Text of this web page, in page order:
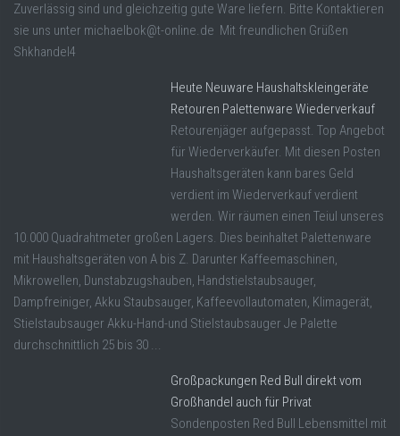
Zuverlässig sind und gleichzeitig gute Ware liefern. Bitte Kontaktieren
sie uns unter michaelbok@t-online.de Mit freundlichen Grüßen
Shkhandel4
Heute Neuware Haushaltskleingeräte
Retouren Palettenware Wiederverkauf
Retourenjäger aufgepasst. Top Angebot
für Wiederverkäufer. Mit diesen Posten
Haushaltsgeräten kann bares Geld
verdient im Wiederverkauf verdient
werden. Wir räumen einen Teiul unseres
10.000 Quadrahtmeter großen Lagers. Dies beinhaltet Palettenware
mit Haushaltsgeräten von A bis Z. Darunter Kaffeemaschinen,
Mikrowellen, Dunstabzugshauben, Handstielstaubsauger,
Dampfreiniger, Akku Staubsauger, Kaffeevollautomaten, Klimagerät,
Stielstaubsauger Akku-Hand-und Stielstaubsauger Je Palette
durchschnittlich 25 bis 30 ...
Großpackungen Red Bull direkt vom
Großhandel auch für Privat
Sondenposten Red Bull Lebensmittel mit